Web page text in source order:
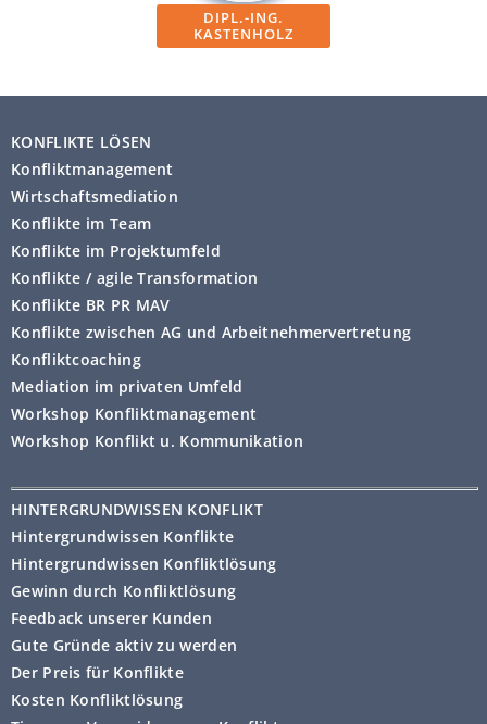
DIPL.-ING.
KASTENHOLZ
KONFLIKTE LÖSEN
Konfliktmanagement
Wirtschaftsmediation
Konflikte im Team
Konflikte im Projektumfeld
Konflikte / agile Transformation
Konflikte BR PR MAV
Konflikte zwischen AG und Arbeitnehmervertretung
Konfliktcoaching
Mediation im privaten Umfeld
Workshop Konfliktmanagement
Workshop Konflikt u. Kommunikation
HINTERGRUNDWISSEN KONFLIKT
Hintergrundwissen Konflikte
Hintergrundwissen Konfliktlösung
Gewinn durch Konfliktlösung
Feedback unserer Kunden
Gute Gründe aktiv zu werden
Der Preis für Konflikte
Kosten Konfliktlösung